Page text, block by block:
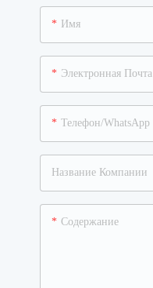
Имя
Электронная Почта
Телефон/WhatsApp
Название Компании
Содержание